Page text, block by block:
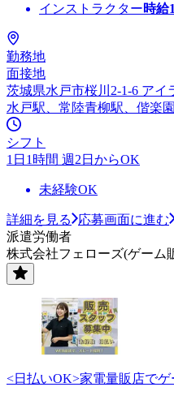
インストラクター時給
勤務地
面接地
茨城県水戸市桜川2-1-6 アイ
水戸駅、常陸青柳駅、偕楽
シフト
1日1時間 週2日からOK
未経験OK
詳細を見る
応募画面に進む
派遣労働者
株式会社フェローズ(ゲーム
<日払いOK>家電量販店で